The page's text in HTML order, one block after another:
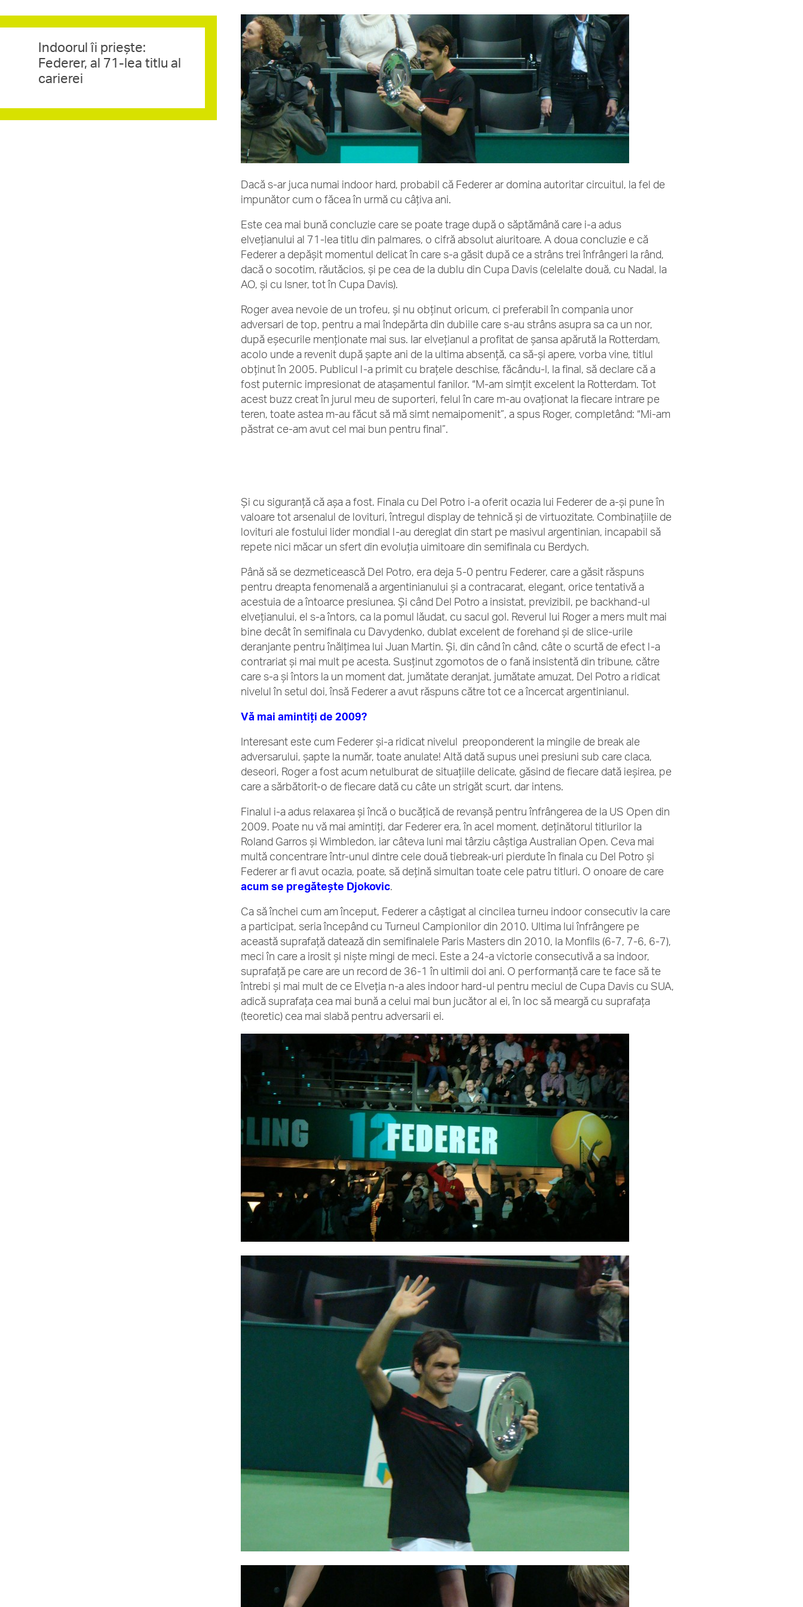
Indoorul îi prieşte:
Federer, al 71-lea titlu al
carierei
Dacă s-ar juca numai indoor hard, probabil că Federer ar domina autoritar circuitul, la fel de
impunător cum o făcea în urmă cu câţiva ani.
Este cea mai bună concluzie care se poate trage după o săptămână care i-a adus
elveţianului al 71-lea titlu din palmares, o cifră absolut aiuritoare. A doua concluzie e că
Federer a depăşit momentul delicat în care s-a găsit după ce a strâns trei înfrângeri la rând,
dacă o socotim, răutăcios, şi pe cea de la dublu din Cupa Davis (celelalte două, cu Nadal, la
AO, şi cu Isner, tot în Cupa Davis).
Roger avea nevoie de un trofeu, şi nu obţinut oricum, ci preferabil în compania unor
adversari de top, pentru a mai îndepărta din dubiile care s-au strâns asupra sa ca un nor,
după eşecurile menţionate mai sus. Iar elveţianul a profitat de şansa apărută la Rotterdam,
acolo unde a revenit după şapte ani de la ultima absenţă, ca să-şi apere, vorba vine, titlul
obţinut în 2005. Publicul l-a primit cu braţele deschise, făcându-l, la final, să declare că a
fost puternic impresionat de ataşamentul fanilor. “M-am simţit excelent la Rotterdam. Tot
acest buzz creat în jurul meu de suporteri, felul în care m-au ovaţionat la fiecare intrare pe
teren, toate astea m-au făcut să mă simt nemaipomenit”, a spus Roger, completând: “Mi-am
păstrat ce-am avut cel mai bun pentru final”.
Şi cu siguranţă că aşa a fost. Finala cu Del Potro i-a oferit ocazia lui Federer de a-şi pune în
valoare tot arsenalul de lovituri, întregul display de tehnică şi de virtuozitate. Combinaţiile de
lovituri ale fostului lider mondial l-au dereglat din start pe masivul argentinian, incapabil să
repete nici măcar un sfert din evoluţia uimitoare din semifinala cu Berdych.
Până să se dezmeticească Del Potro, era deja 5-0 pentru Federer, care a găsit răspuns
pentru dreapta fenomenală a argentinianului şi a contracarat, elegant, orice tentativă a
acestuia de a întoarce presiunea. Şi când Del Potro a insistat, previzibil, pe backhand-ul
elveţianului, el s-a întors, ca la pomul lăudat, cu sacul gol. Reverul lui Roger a mers mult mai
bine decât în semifinala cu Davydenko, dublat excelent de forehand şi de slice-urile
deranjante pentru înălţimea lui Juan Martin. Şi, din când în când, câte o scurtă de efect l-a
contrariat şi mai mult pe acesta. Susţinut zgomotos de o fană insistentă din tribune, către
care s-a şi întors la un moment dat, jumătate deranjat, jumătate amuzat, Del Potro a ridicat
nivelul în setul doi, însă Federer a avut răspuns către tot ce a încercat argentinianul.
Vă mai amintiţi de 2009?
Interesant este cum Federer şi-a ridicat nivelul preoponderent la mingile de break ale
adversarului, şapte la număr, toate anulate! Altă dată supus unei presiuni sub care claca,
deseori, Roger a fost acum netulburat de situaţiile delicate, găsind de fiecare dată ieşirea, pe
care a sărbătorit-o de fiecare dată cu câte un strigăt scurt, dar intens.
Finalul i-a adus relaxarea şi încă o bucăţică de revanşă pentru înfrângerea de la US Open din
2009. Poate nu vă mai amintiţi, dar Federer era, în acel moment, deţinătorul titlurilor la
Roland Garros şi Wimbledon, iar câteva luni mai târziu câştiga Australian Open. Ceva mai
multă concentrare într-unul dintre cele două tiebreak-uri pierdute în finala cu Del Potro şi
Federer ar fi avut ocazia, poate, să deţină simultan toate cele patru titluri. O onoare de care
acum se pregăteşte Djokovic.
Ca să închei cum am început, Federer a câştigat al cincilea turneu indoor consecutiv la care
a participat, seria începând cu Turneul Campionilor din 2010. Ultima lui înfrângere pe
această suprafaţă datează din semifinalele Paris Masters din 2010, la Monfils (6-7, 7-6, 6-7),
meci în care a irosit şi nişte mingi de meci. Este a 24-a victorie consecutivă a sa indoor,
suprafaţă pe care are un record de 36-1 în ultimii doi ani. O performanţă care te face să te
întrebi şi mai mult de ce Elveţia n-a ales indoor hard-ul pentru meciul de Cupa Davis cu SUA,
adică suprafaţa cea mai bună a celui mai bun jucător al ei, în loc să meargă cu suprafaţa
(teoretic) cea mai slabă pentru adversarii ei.